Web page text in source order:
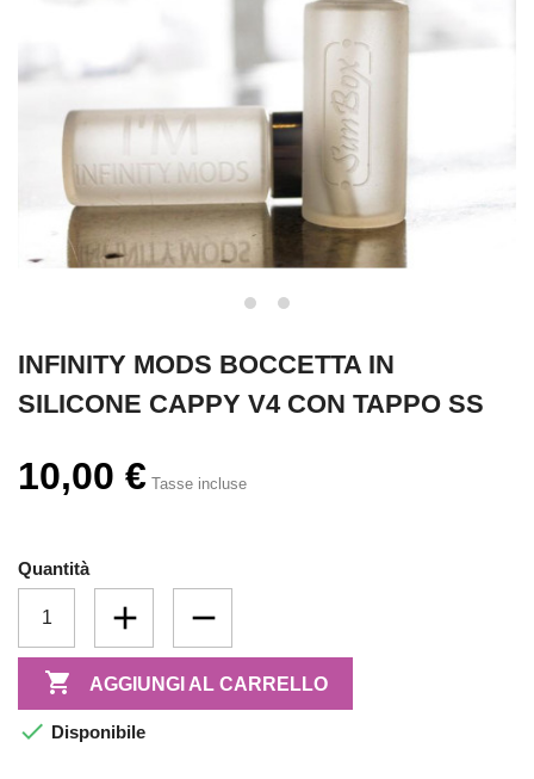
INFINITY MODS BOCCETTA IN
SILICONE CAPPY V4 CON TAPPO SS
10,00 € Tasse incluse
Quantità
 AGGIUNGI AL CARRELLO
 Disponibile